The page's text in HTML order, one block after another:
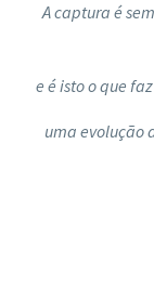
A captura é
e é isto o que
uma evolução